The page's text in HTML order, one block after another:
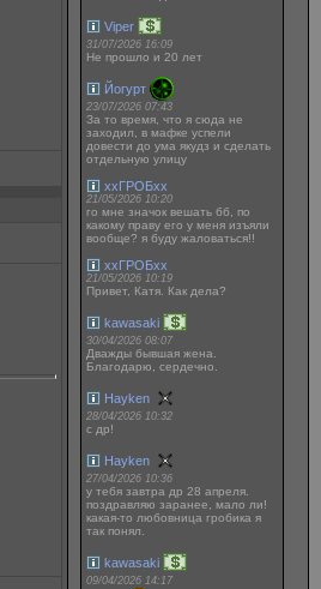
Viper
31/07/2026 16:09
Не прошло и 20 лет
Йогурт
23/07/2026 07:43
За то время, что я сюда не
заходил, в мафке успели
довести до ума якудз и сделать
отдельную улицу
ххГРОБхх
21/05/2026 10:20
го мне значок вешать бб, по
какому праву его у меня изъяли
вообще? я буду жаловаться!!
ххГРОБхх
21/05/2026 10:19
Привет, Катя. Как дела?
kawasaki
30/04/2026 08:07
Дважды бывшая жена.
Благодарю, сердечно.
Hayken
28/04/2026 10:32
с др!
Hayken
27/04/2026 10:36
у тебя завтра др 28 апреля.
поздравляю заранее, мало ли!
какая-то любовница гробика я
так понял.
kawasaki
09/04/2026 14:17